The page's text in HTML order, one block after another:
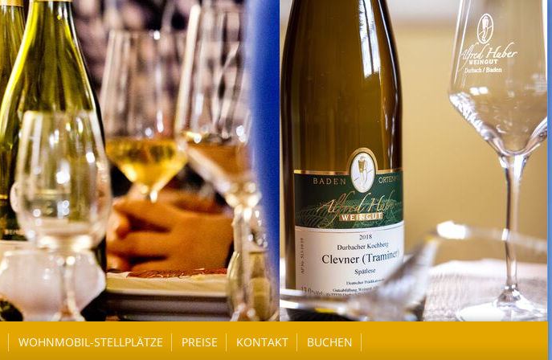
WOHNMOBIL-STELLPLÄTZE PREISE KONTAKT BUCHEN